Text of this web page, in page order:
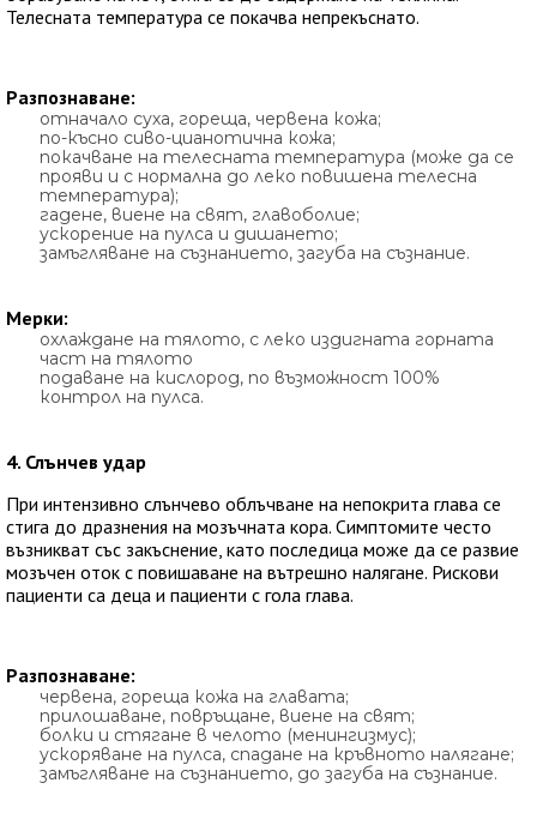
Телесната температура се покачва непрекъснато.
Разпознаване:
отначало суха, гореща, червена кожа;
по-късно сиво-цианотична кожа;
покачване на телесната температура (може да се
прояви и с нормална до леко повишена телесна
температура);
гадене, виене на свят, главоболие;
ускорение на пулса и дишането;
замъгляване на съзнанието, загуба на съзнание.
Мерки:
охлаждане на тялото, с леко издигната горната
част на тялото
подаване на кислород, по възможност 100%
контрол на пулса.
4. Слънчев удар
При интензивно слънчево облъчване на непокрита глава се
стига до дразнения на мозъчната кора. Симптомите често
възникват със закъснение, като последица може да се развие
мозъчен оток с повишаване на вътрешно налягане. Рискови
пациенти са деца и пациенти с гола глава.
Разпознаване:
червена, гореща кожа на главата;
прилошаване, повръщане, виене на свят;
болки и стягане в челото (менингизмус);
ускоряване на пулса, спадане на кръвното налягане;
замъгляване на съзнанието, до загуба на съзнание.